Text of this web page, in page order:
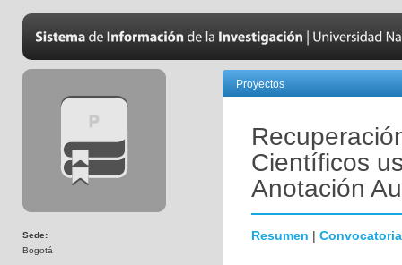
Sede:
Bogotá
Proyectos
Científicos
Anotación
Resumen | Convocatoria